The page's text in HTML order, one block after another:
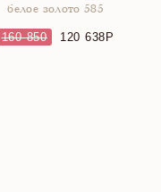
белое золото 585
160 850 120 638